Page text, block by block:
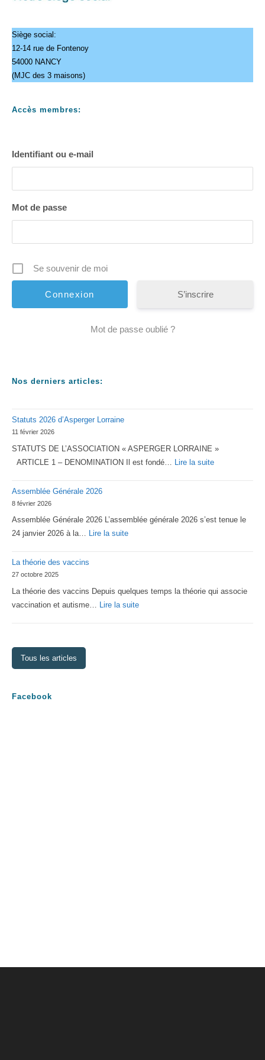
Siège social:
12-14 rue de Fontenoy
54000 NANCY
(MJC des 3 maisons)
Accès membres:
Identifiant ou e-mail
Mot de passe
Se souvenir de moi
S’inscrire
Mot de passe oublié ?
Nos derniers articles:
Statuts 2026 d’Asperger Lorraine
11 février 2026
STATUTS DE L’ASSOCIATION « ASPERGER LORRAINE »
ARTICLE 1 – DENOMINATION Il est fondé… Lire la suite:
Lorraine
Assemblée Générale 2026
8 février 2026
Assemblée Générale 2026 L’assemblée générale 2026 s’est tenue le
24 janvier 2026 à la… Lire la suite:
La théorie des vaccins
27 octobre 2025
La théorie des vaccins Depuis quelques temps la théorie qui associe
vaccination et autisme… Lire la suite:
Tous les articles
Facebook